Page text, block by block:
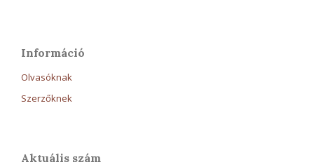
Információ
Olvasóknak
Szerzőknek
Aktuális szám